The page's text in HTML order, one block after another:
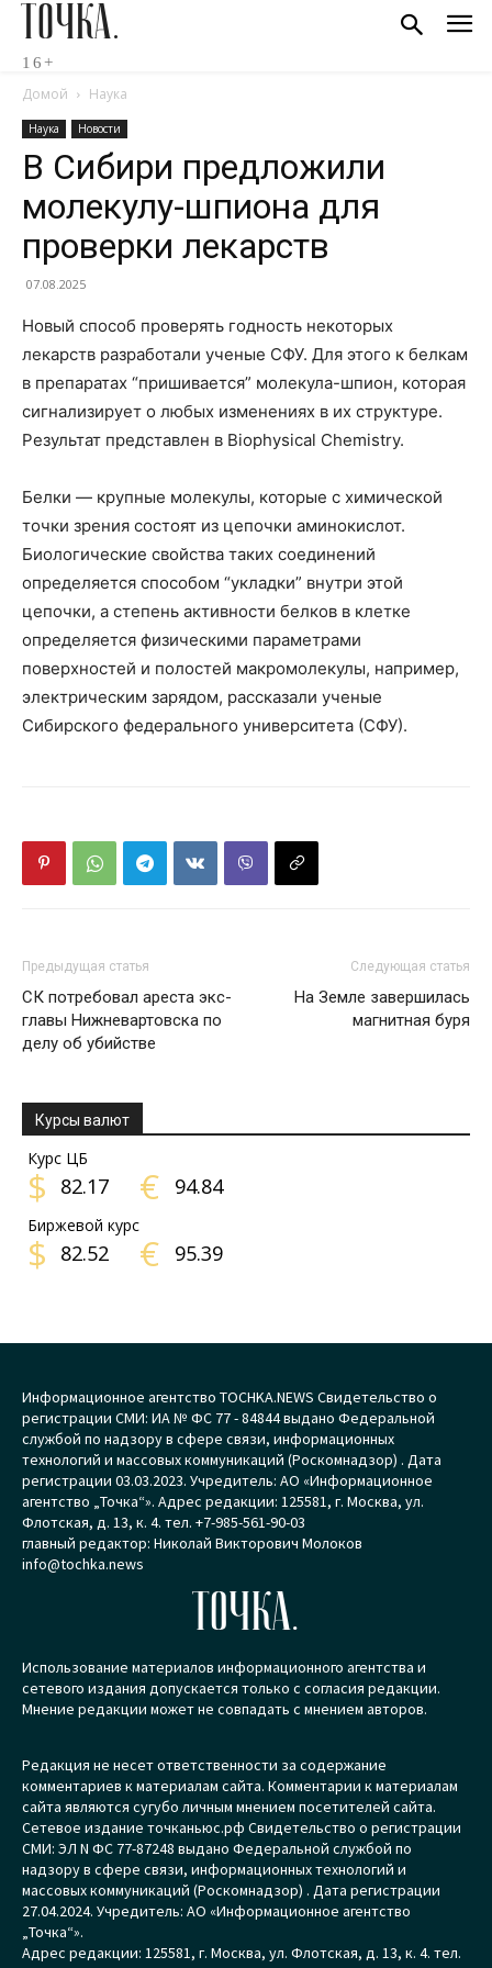
ТОЧКА.
16+
Домой Наука
Наука Новости
В Сибири предложили
молекулу-шпиона для
проверки лекарств
07.08.2025
Новый способ проверять годность некоторых
лекарств разработали ученые СФУ. Для этого к белкам
в препаратах “пришивается” молекула-шпион, которая
сигнализирует о любых изменениях в их структуре.
Результат представлен в Biophysical Chemistry.
Белки — крупные молекулы, которые с химической
точки зрения состоят из цепочки аминокислот.
Биологические свойства таких соединений
определяется способом “укладки” внутри этой
цепочки, а степень активности белков в клетке
определяется физическими параметрами
поверхностей и полостей макромолекулы, например,
электрическим зарядом, рассказали ученые
Сибирского федерального университета (СФУ).
Предыдущая статья
СК потребовал ареста экс-
главы Нижневартовска по
делу об убийстве
Следующая статья
На Земле завершилась
магнитная буря
Курсы валют
Курс ЦБ
$ 82.17 € 94.84
Биржевой курс
$ 82.52 € 95.39
Информационное агентство TOCHKA.NEWS Свидетельство о
регистрации СМИ: ИА № ФС 77 - 84844 выдано Федеральной
службой по надзору в сфере связи, информационных
технологий и массовых коммуникаций (Роскомнадзор) . Дата
регистрации 03.03.2023. Учредитель: АО «Информационное
агентство „Точка“». Адрес редакции: 125581, г. Москва, ул.
Флотская, д. 13, к. 4. тел. +7-985-561-90-03
главный редактор: Николай Викторович Молоков
info@tochka.news
ТОЧКА.
Использование материалов информационного агентства и
сетевого издания допускается только с согласия редакции.
Мнение редакции может не совпадать с мнением авторов.
Редакция не несет ответственности за содержание
комментариев к материалам сайта. Комментарии к материалам
сайта являются сугубо личным мнением посетителей сайта.
Сетевое издание точканьюс.рф Свидетельство о регистрации
СМИ: ЭЛ N ФС 77-87248 выдано Федеральной службой по
надзору в сфере связи, информационных технологий и
массовых коммуникаций (Роскомнадзор) . Дата регистрации
27.04.2024. Учредитель: АО «Информационное агентство
„Точка“».
Адрес редакции: 125581, г. Москва, ул. Флотская, д. 13, к. 4. тел.